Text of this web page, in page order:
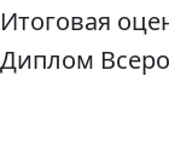
Итоговая
Диплом